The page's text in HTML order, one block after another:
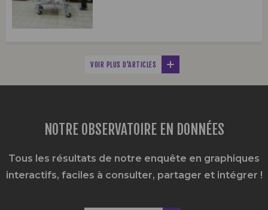
VOIR PLUS D'ARTICLES
NOTRE OBSERVATOIRE EN DONNÉES
Tous les résultats de notre enquête en graphiques
interactifs, faciles à consulter, partager et intégrer !